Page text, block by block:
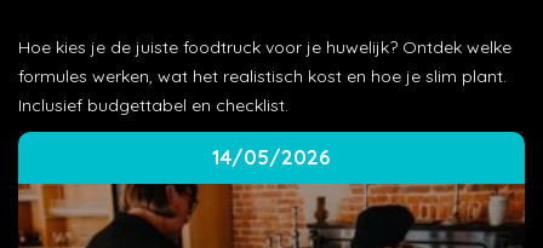
Hoe kies je de juiste foodtruck voor je huwelijk? Ontdek welke
formules werken, wat het realistisch kost en hoe je slim plant.
Inclusief budgettabel en checklist.
14/05/2026